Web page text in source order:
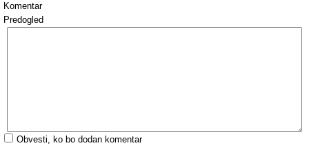
Komentar
Predogled
Obvesti, ko bo dodan komentar